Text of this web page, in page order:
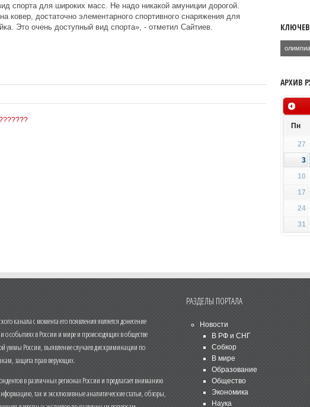
спорта для широких масс. Не надо никакой амуниции дорогой.
ковер, достаточно элементарного спортивного снаряжения для
Это очень доступный вид спорта», - отметил Сайтиев.
АРХИВ
Пн
27
3
10
17
24
31
канала с момента его появления является донесение
событиях в России и мире и происходящих в обществе
уммы России, выявление случаев дискриминации по
защита прав верующих.
в различных регионах России и предлагает вниманию
так и эксклюзивные аналитические статьи, обзоры,
РАЗДЕЛЫ ПОРТАЛА
Новости
В РФ и СНГ
Собкор
В мире
Образование
Общество
Экономика
Наука